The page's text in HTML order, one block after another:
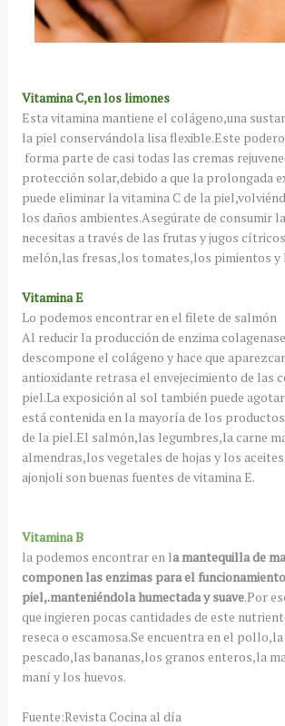
Vitamina C,en los limones
Esta vitamina mantiene el colágeno,una
la piel conservándola lisa flexible.Este
forma parte de casi todas las cremas
protección solar,debido a que la prolongada
puede eliminar la vitamina C de la
los daños ambientes.Asegúrate de consumir
necesitas a través de las frutas y jugos
melón,las fresas,los tomates,los pimientos y
Vitamina E
Lo podemos encontrar en el filete de salmón
Al reducir la producción de enzima
descompone el colágeno y hace que
antioxidante retrasa el envejecimiento de las
piel.La exposición al sol también puede
está contenida en la mayoría de los
de la piel.El salmón,las legumbres,la carne
almendras,los vegetales de hojas y los
ajonjoli son buenas fuentes de vitamina E.
Vitamina B
la podemos encontrar en la mantequilla de
componen las enzimas para el
piel,.manteniéndola humectada y suave.Por
que ingieren pocas cantidades de este
reseca o escamosa.Se encuentra en el
pescado,las bananas,los granos enteros,la
maní y los huevos.
Fuente:Revista Cocina al día